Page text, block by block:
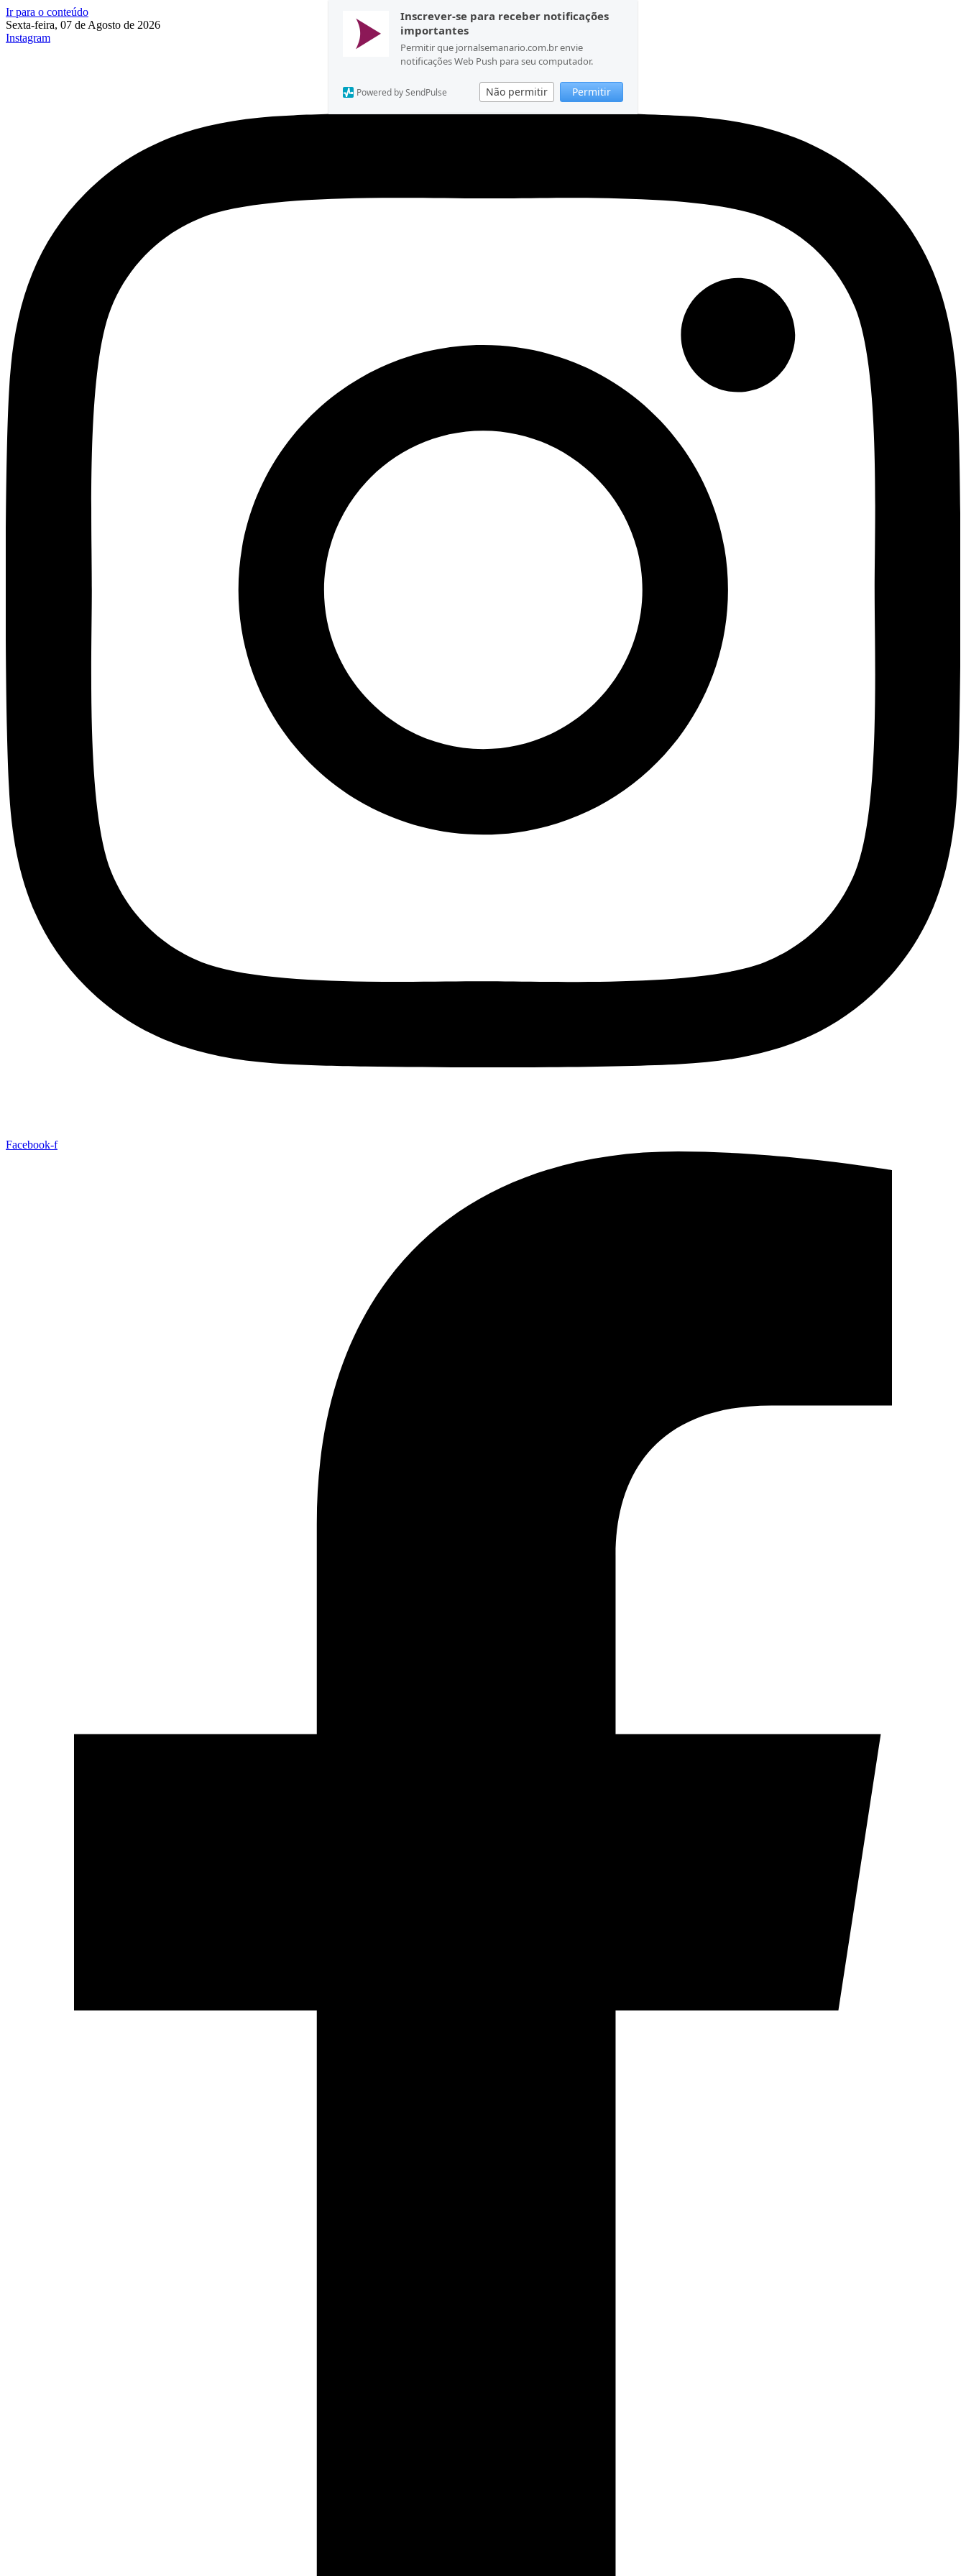
Inscrever-se para receber notificações
importantes
Permitir que jornalsemanario.com.br envie
notificações Web Push para seu computador.
Não permitir Permitir
Powered by SendPulse
Ir para o conteúdo
Sexta-feira, 07 de Agosto de 2026
Instagram
Facebook-f